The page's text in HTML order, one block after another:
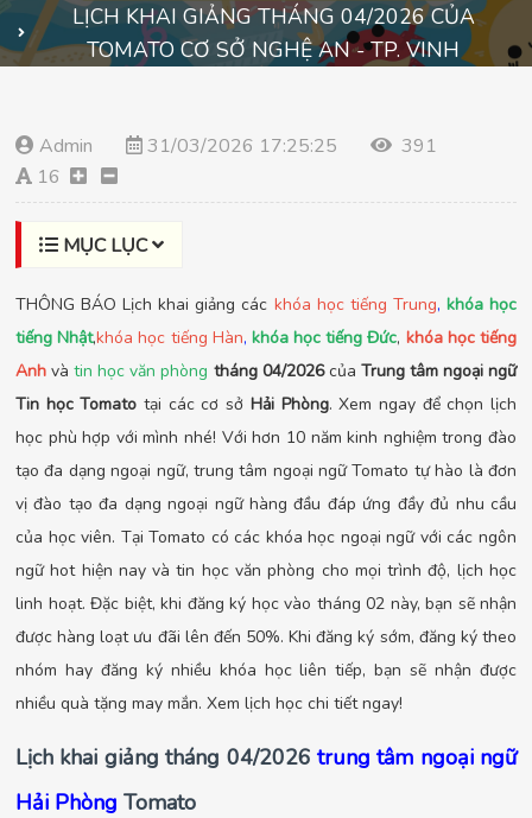
LỊCH KHAI GIẢNG THÁNG 04/2026 CỦA
TOMATO CƠ SỞ NGHỆ AN - TP. VINH
Admin 31/03/2026 17:25:25
391
16
MỤC LỤC
THÔNG BÁO Lịch khai giảng các khóa học tiếng Trung, khóa học
tiếng Nhật,khóa học tiếng Hàn, khóa học tiếng Đức, khóa học tiếng
Anh vàtin học văn phòng tháng 04/2026của Trung tâm ngoại ngữ
Tin học Tomatotại các cơ sở Hải Phòng. Xem ngay để chọn lịch
học phù hợp với mình nhé! Với hơn 10 năm kinh nghiệm trong đào
tạo đa dạng ngoại ngữ, trung tâm ngoại ngữ Tomato tự hào là đơn
vị đào tạo đa dạng ngoại ngữ hàng đầu đáp ứng đầy đủ nhu cầu
của học viên. Tại Tomato có các khóa học ngoại ngữ với các ngôn
ngữ hot hiện nay và tin học văn phòng cho mọi trình độ, lịch học
linh hoạt. Đặc biệt, khi đăng ký học vào tháng 02 này, bạn sẽ nhận
được hàng loạt ưu đãi lên đến 50%. Khi đăng ký sớm, đăng ký theo
nhóm hay đăng ký nhiều khóa học liên tiếp, bạn sẽ nhận được
nhiều quà tặng may mắn. Xem lịch học chi tiết ngay!
Lịch khai giảng tháng 04/2026 trung tâm ngoại ngữ
Hải Phòng Tomato